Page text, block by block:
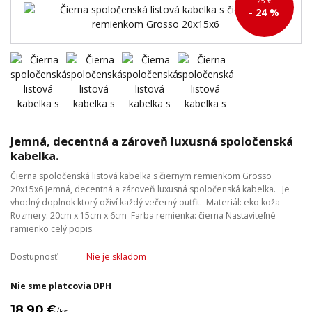
- 24 %
Jemná, decentná a zároveň luxusná spoločenská
kabelka.
Čierna spoločenská listová kabelka s čiernym remienkom Grosso
20x15x6 Jemná, decentná a zároveň luxusná spoločenská kabelka. Je
vhodný doplnok ktorý oživí každý večerný outfit. Materiál: eko koža
Rozmery: 20cm x 15cm x 6cm Farba remienka: čierna Nastaviteľné
ramienko celý popis
Dostupnosť Nie je skladom
Nie sme platcovia DPH